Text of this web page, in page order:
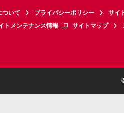
ついて プライバシーポリシー
サイ
トメンテナンス情報 サイトマップ